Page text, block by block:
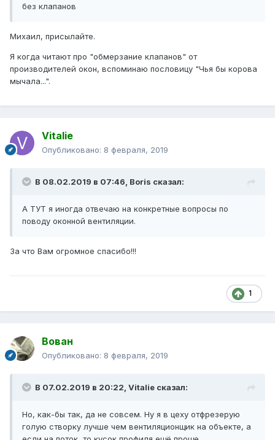
без клапанов
Михаил, присылайте.
Я когда читают про "обмерзание клапанов" от
производителей окон, вспоминаю пословицу "Чья бы корова
мычала...".
Vitalie
Опубликовано: 8 февраля, 2019
В 08.02.2019 в 07:46, Boris сказал:
А ТУТ я иногда отвечаю на конкретные вопросы по
поводу оконной вентиляции.
За что Вам огромное спасибо!!!
1
Вован
Опубликовано: 8 февраля, 2019
В 07.02.2019 в 20:22, Vitalie сказал:
Но, как-бы так, да не совсем. Ну я в цеху отфрезерую
голую створку лучше чем вентиляционщик на объекте, а